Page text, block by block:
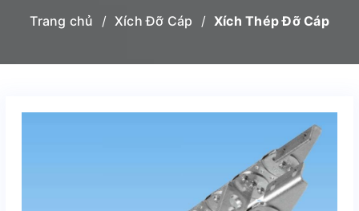
Trang chủ / Xích Đỡ Cáp / Xích Thép Đỡ Cáp